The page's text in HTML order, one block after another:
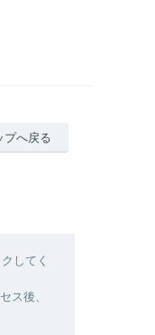
プへ戻る
してく
ス後、